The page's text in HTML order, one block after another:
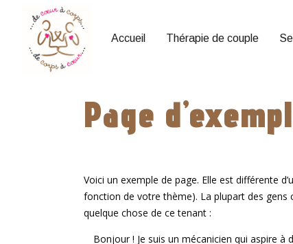
Accueil Thérapie de couple
Page
Voici un exemple de page. Elle est différente
fonction de votre thème). La plupart des gens
quelque chose de ce tenant :
Bonjour ! Je suis un mécanicien qui aspire à